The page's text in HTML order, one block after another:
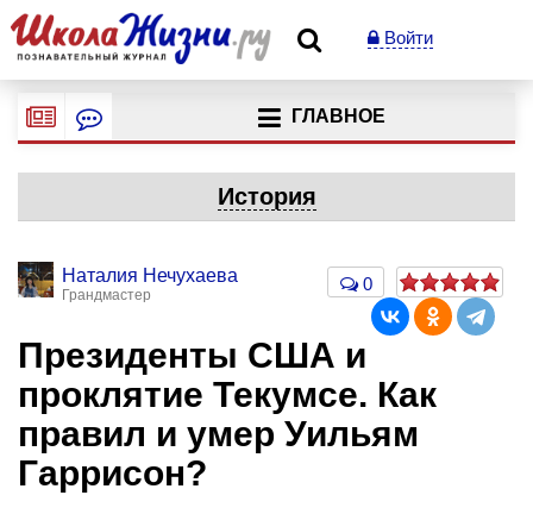
Войти
ГЛАВНОЕ
История
Наталия Нечухаева
Грандмастер
0
Президенты США и
проклятие Текумсе. Как
правил и умер Уильям
Гаррисон?